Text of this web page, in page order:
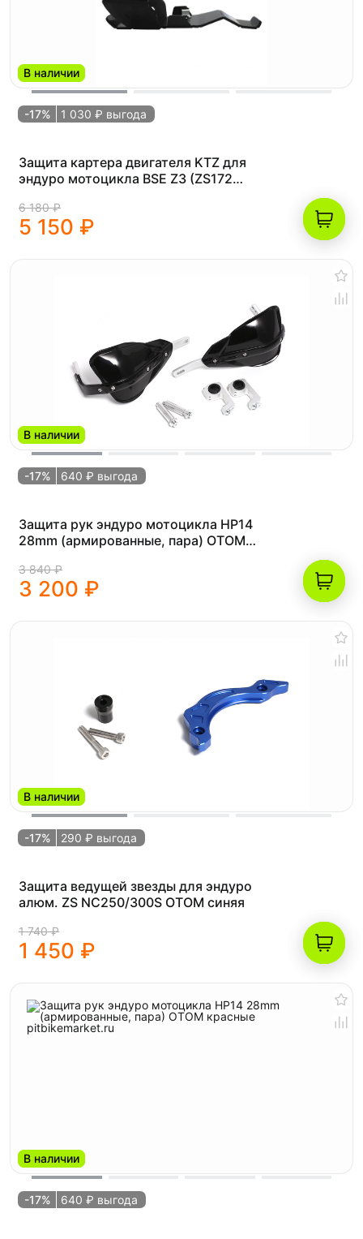
В наличии
-17% 1 030 ₽ выгода
Защита картера двигателя KTZ для
эндуро мотоцикла BSE Z3 (ZS172
6 180 ₽
5 150 ₽
В наличии
-17% 640 ₽ выгода
Защита рук эндуро мотоцикла HP14
28mm (армированные, пара) OTOM
3 840 ₽
3 200 ₽
В наличии
-17% 290 ₽ выгода
Защита ведущей звезды для эндуро
алюм. ZS NC250/300S OTOM синяя
1 740 ₽
1 450 ₽
В наличии
-17% 640 ₽ выгода